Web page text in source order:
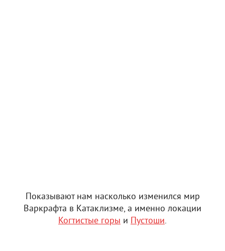
Показывают нам насколько изменился мир
Варкрафта в Катаклизме, а именно локации
Когтистые горы и Пустоши.